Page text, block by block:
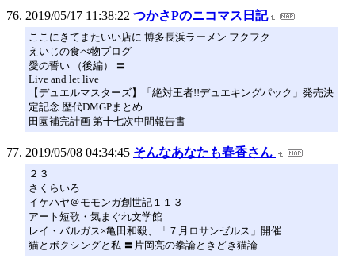
2019/05/17 11:38:22 つかさPのニコマス日記
ここにきてまたいい店に 博多長浜ラーメン フクフク
えいじの食べ物ブログ
愛の誓い （後編） 〓
Live and let live
【デュエルマスターズ】「絶対王者!!デュエキングパック」発売決
定記念 歴代DMGPまとめ
田園補完計画 第十七次中間報告書
2019/05/08 04:34:45 そんなあなたも春香さん
２３
さくらいろ
イケハヤ＠モモンガ創世記１１３
アート短歌・気まぐれ文学館
レイ・バルガス×亀田和毅、「７月ロサンゼルス」開催
猫とボクシングと私 〓片岡亮の拳論ときどき猫論